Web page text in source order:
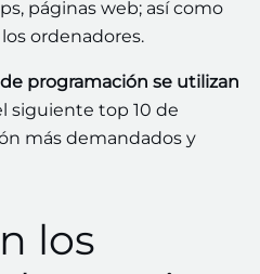
páginas web; así como
ordenadores.
programación se utilizan
siguiente top 10 de
más demandados y
los